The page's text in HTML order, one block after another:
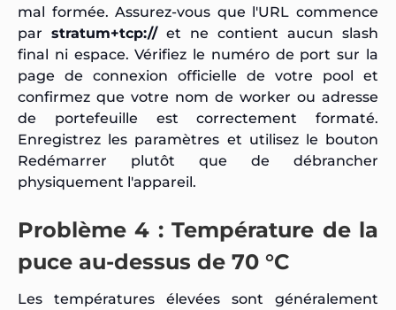
mal formée. Assurez-vous que l'URL commence
par stratum+tcp://et ne contient aucun slash
final ni espace. Vérifiez le numéro de port sur la
page de connexion officielle de votre pool et
confirmez que votre nom de worker ou adresse
de portefeuille est correctement formaté.
Enregistrez les paramètres et utilisez le bouton
Redémarrer plutôt que de débrancher
physiquement l'appareil.
Problème 4 : Température de la
puce au-dessus de 70 °C
Les températures élevées sont généralement